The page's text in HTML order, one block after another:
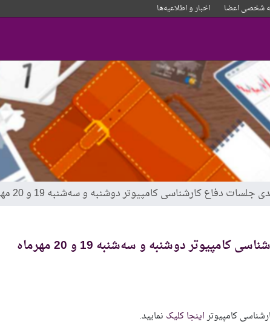
شخصی اعضا اخبار و‌ اطلاعیه‌ها
دفاع کارشناسی کامپیوتر دوشنبه و سه‌شنبه 19 و 20 مهرماه 1400
برنامه زمان‌بندی جلسات دفاع کارشناسی کامپیوتر دوشنبه و سه‌شنبه 19 و 20 مهرماه
کامپیوتراینجا کلیک نمایید.